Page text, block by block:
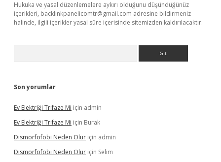
Hukuka ve yasal düzenlemelere aykırı olduğunu düşündüğünüz
içerikleri, backlinkpanelicomtr@gmail.com adresine bildirmeniz
halinde, ilgili içerikler yasal süre içerisinde sitemizden kaldırılacaktır.
Son yorumlar
Ev Elektriği Trifaze Mi için admin
Ev Elektriği Trifaze Mi için Burak
Dismorfofobi Neden Olur için admin
Dismorfofobi Neden Olur için Selim